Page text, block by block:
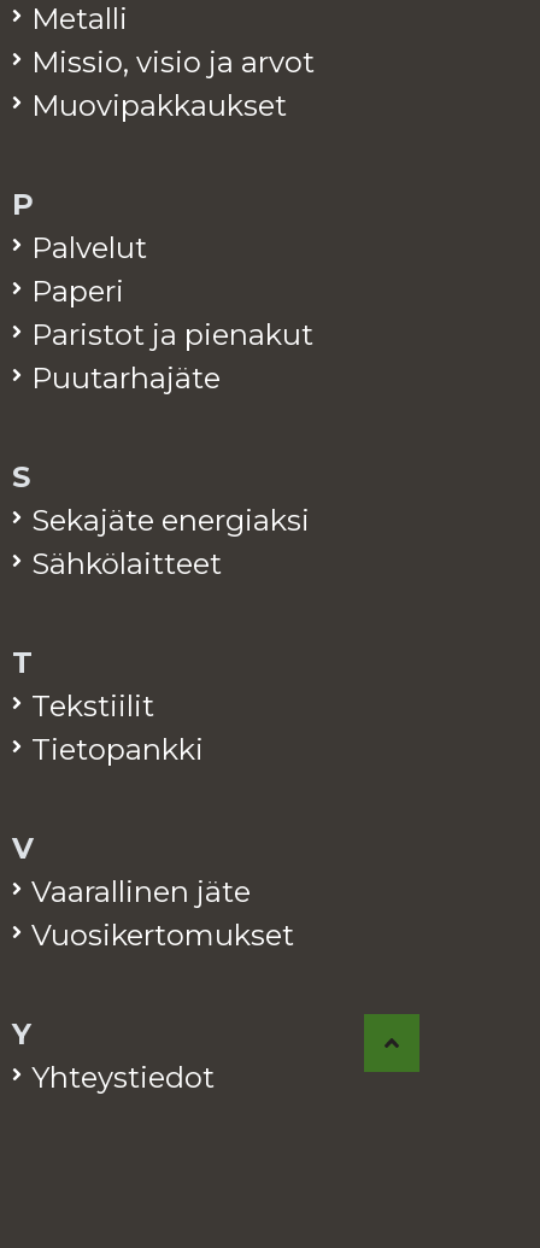
Me­tal­li
Mis­sio, visio ja arvot
Muo­vi­pak­kauk­set
P
Pal­ve­lut
Pa­pe­ri
Pa­ris­tot ja pie­na­kut
Puu­tar­ha­jä­te
S
Se­ka­jä­te ener­giak­si
Säh­kö­lait­teet
T
Teks­tii­lit
Tie­to­pank­ki
V
Vaa­ral­li­nen jäte
Vuo­si­ker­to­muk­set
Y
Yh­teys­tie­dot